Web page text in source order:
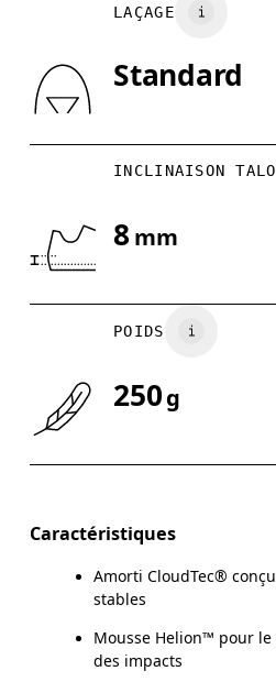
3
Glisser horizontalement pour en savoir
LAÇAGE
Standard
INCLINAISON
8 mm
POIDS
250g
Caractéristiques
Amorti CloudTec®
stables
Mousse Helion™ pour le
des impacts